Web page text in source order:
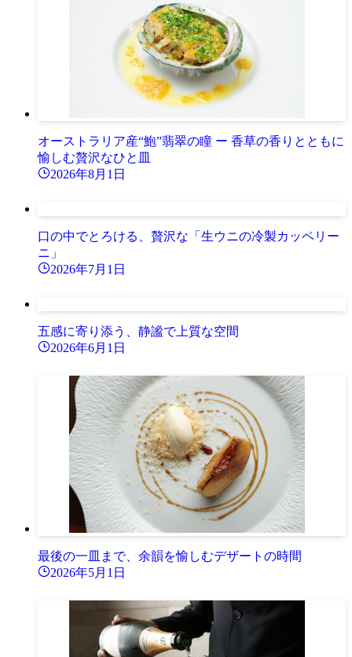
オーストラリア産“鮑”翡翠の瞳 ー 香草の香りとともに
愉しむ贅沢なひと皿
2026年8月1日
口の中でとろける、贅沢な「生ウニの冷製カッペリー
ニ」
2026年7月1日
五感に寄り添う、静謐で上質な空間
2026年6月1日
最後の一皿まで、余韻を愉しむデザートの時間
2026年5月1日